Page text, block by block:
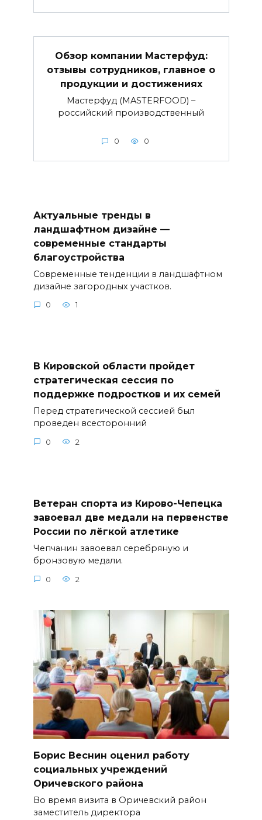
Обзор компании Мастерфуд:
отзывы сотрудников, главное о
продукции и достижениях
Мастерфуд (MASTERFOOD) –
российский производственный
0 0
Актуальные тренды в
ландшафтном дизайне —
современные стандарты
благоустройства
Современные тенденции в ландшафтном
дизайне загородных участков.
0 1
В Кировской области пройдет
стратегическая сессия по
поддержке подростков и их семей
Перед стратегической сессией был
проведен всесторонний
0 2
Ветеран спорта из Кирово-Чепецка
завоевал две медали на первенстве
России по лёгкой атлетике
Чепчанин завоевал серебряную и
бронзовую медали.
0 2
Борис Веснин оценил работу
социальных учреждений
Оричевского района
Во время визита в Оричевский район
заместитель директора